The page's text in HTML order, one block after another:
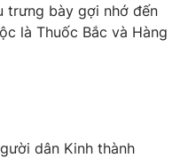
trưng bày gợi nhớ đến
là Thuốc Bắc và Hàng
dân Kinh thành